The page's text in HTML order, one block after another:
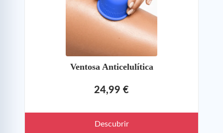
Ventosa Anticelulítica
24,99 €
Descubrir